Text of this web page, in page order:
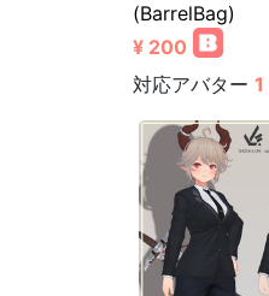
(BarrelBag)
¥ 200
対応アバター 1